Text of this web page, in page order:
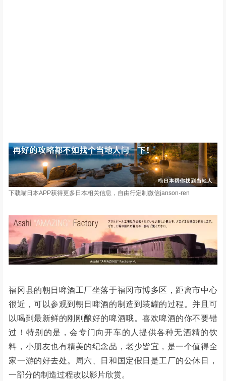
下载喵日本APP获得更多日本相关信息，自由行定制微信janson-ren
福冈县的朝日啤酒工厂坐落于福冈市博多区，距离市中心
很近，可以参观到朝日啤酒的制造到装罐的过程。并且可
以喝到最新鲜的刚刚酿好的啤酒哦。喜欢啤酒的你不要错
过！特别的是，会专门向开车的人提供各种无酒精的饮
料，小朋友也有精美的纪念品，老少皆宜，是一个值得全
家一游的好去处。周六、日和国定假日是工厂的公休日，
一部分的制造过程改以影片欣赏。